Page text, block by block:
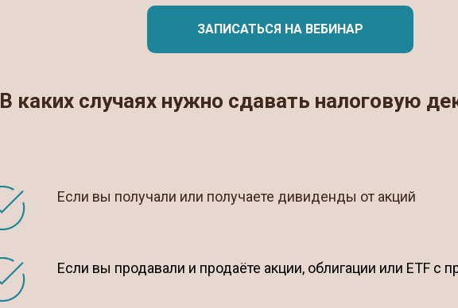
ЗАПИСАТЬСЯ НА ВЕБИНАР
В каких случаях нужно сдавать налоговую
Если вы получали или получаете дивиденды от акций
Если вы продавали и продаёте акции, облигации или ETF с